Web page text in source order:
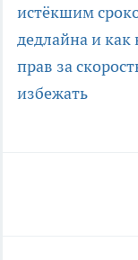
истёкшим
дедлайна и
прав за
избежать